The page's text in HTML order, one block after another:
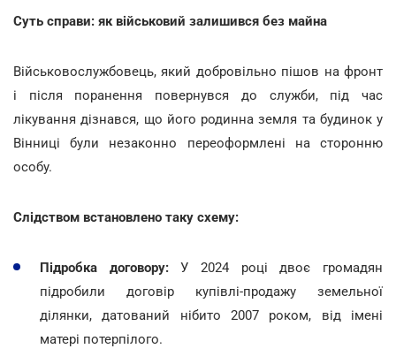
Суть справи: як військовий залишився без майна
Військовослужбовець, який добровільно пішов на фронт
і після поранення повернувся до служби, під час
лікування дізнався, що його родинна земля та будинок у
Вінниці були незаконно переоформлені на сторонню
особу.
Слідством встановлено таку схему:
Підробка договору:У 2024 році двоє громадян
підробили договір купівлі-продажу земельної
ділянки, датований нібито 2007 роком, від імені
матері потерпілого.